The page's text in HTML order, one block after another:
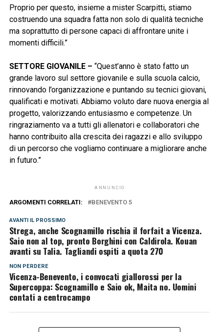
Proprio per questo, insieme a mister Scarpitti, stiamo
costruendo una squadra fatta non solo di qualità tecniche
ma soprattutto di persone capaci di affrontare unite i
momenti difficili.”
SETTORE GIOVANILE – “Quest’anno è stato fatto un
grande lavoro sul settore giovanile e sulla scuola calcio,
rinnovando l’organizzazione e puntando su tecnici giovani,
qualificati e motivati. Abbiamo voluto dare nuova energia al
progetto, valorizzando entusiasmo e competenze. Un
ringraziamento va a tutti gli allenatori e collaboratori che
hanno contribuito alla crescita dei ragazzi e allo sviluppo
di un percorso che vogliamo continuare a migliorare anche
in futuro.”
ANNUNCIO
ARGOMENTI CORRELATI: BENEVENTO 5
AVANTI IL ​​PROSSIMO
Strega, anche Scognamillo rischia il forfait a Vicenza.
Saio non al top, pronto Borghini con Caldirola. Kouan
avanti su Talia. Tagliandi ospiti a quota 270
NON PERDERE
Vicenza-Benevento, i convocati giallorossi per la
Supercoppa: Scognamillo e Saio ok, Maita no. Uomini
contati a centrocampo